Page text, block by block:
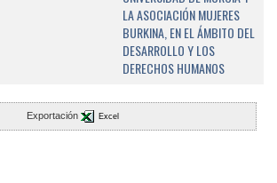
LA ASOCIACIÓN MUJERES
BURKINA, EN EL ÁMBITO DEL
DESARROLLO Y LOS
DERECHOS HUMANOS
Exportación Excel